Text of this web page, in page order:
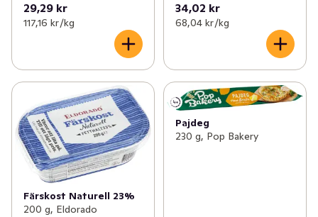
29,29 kr
117,16 kr /kg
34,02 kr
68,04 kr /kg
Färskost Naturell 23%
200 g, Eldorado
Pajdeg
230 g, Pop Bakery